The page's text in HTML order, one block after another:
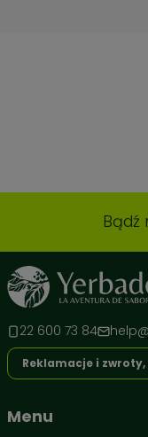
Bądź
22 600 73 84
Reklamacje i
Menu